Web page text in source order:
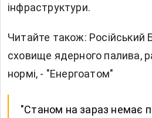
інфраструктури.
Читайте також: Російський
сховище ядерного палива,
нормі, - "Енергоатом"
"Станом на зараз немає